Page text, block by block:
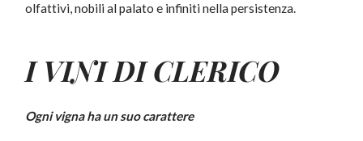
olfattivi, nobili al palato e infiniti nella persistenza.
I VINI DI CLERICO
Ogni vigna ha un suo carattere